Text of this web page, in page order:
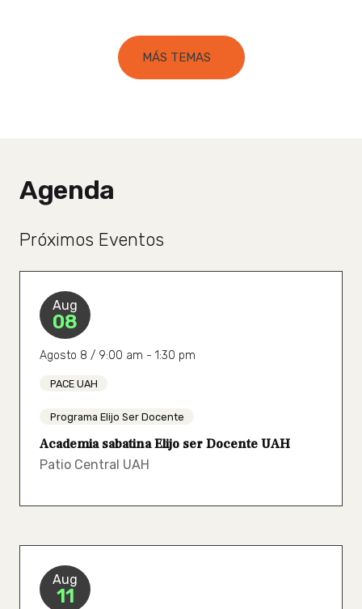
MÁS TEMAS
Agenda
Próximos Eventos
Aug
08
Agosto 8 / 9:00 am - 1:30 pm
PACE UAH
Programa Elijo Ser Docente
Academia sabatina Elijo ser Docente UAH
Patio Central UAH
Aug
11